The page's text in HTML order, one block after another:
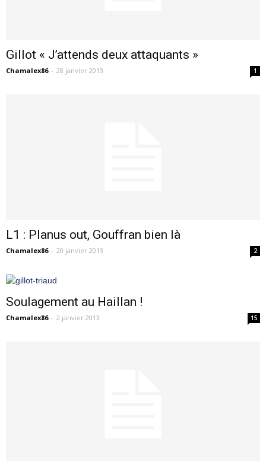
Gillot « J’attends deux attaquants »
Chamalex86 - 28 janvier 2013 1
L1 : Planus out, Gouffran bien là
Chamalex86 - 20 janvier 2013 2
Soulagement au Haillan !
Chamalex86 - 2 janvier 2013 15